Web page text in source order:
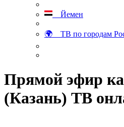
Йемен
🌍 ТВ по городам
Прямой эфир
(Казань) ТВ